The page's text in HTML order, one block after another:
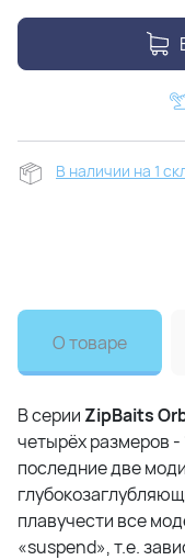
В наличии на 1
О товаре
В серии ZipBaits
четырёх размеров -
последние две
плавучести все
«suspend», т.е.